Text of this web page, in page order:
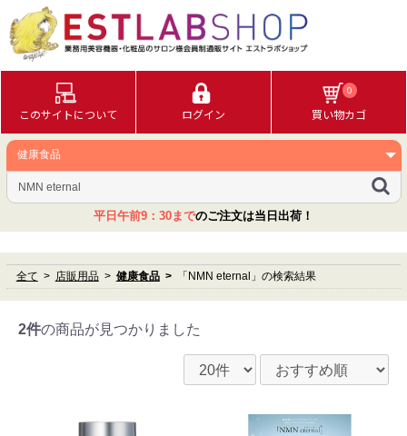
このサイトについて ログイン
0
買い物カゴ
平日午前9：30までのご注文は当日出荷！
全て 店販用品 健康食品 「NMN eternal」の検索結果
2件の商品が見つかりました